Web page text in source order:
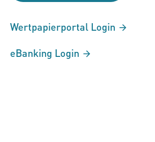
Wertpapierportal Login
eBanking Login